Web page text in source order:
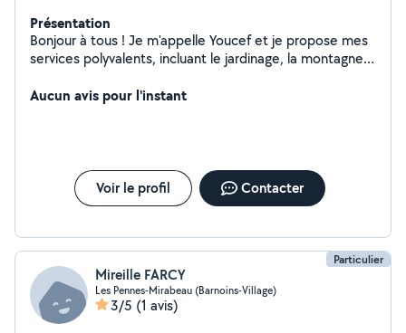
Présentation
Bonjour à tous ! Je m'appelle Youcef et je propose mes
services polyvalents, incluant le jardinage, la montagne,
réparation, etc. Que ce soit à l'intérieur ou à l'extérieur,
Aucun avis pour l'instant
Voir le profil Contacter
Particulier
Mireille FARCY
Les Pennes-Mirabeau (Barnoins-Village)
3/5 (1 avis)